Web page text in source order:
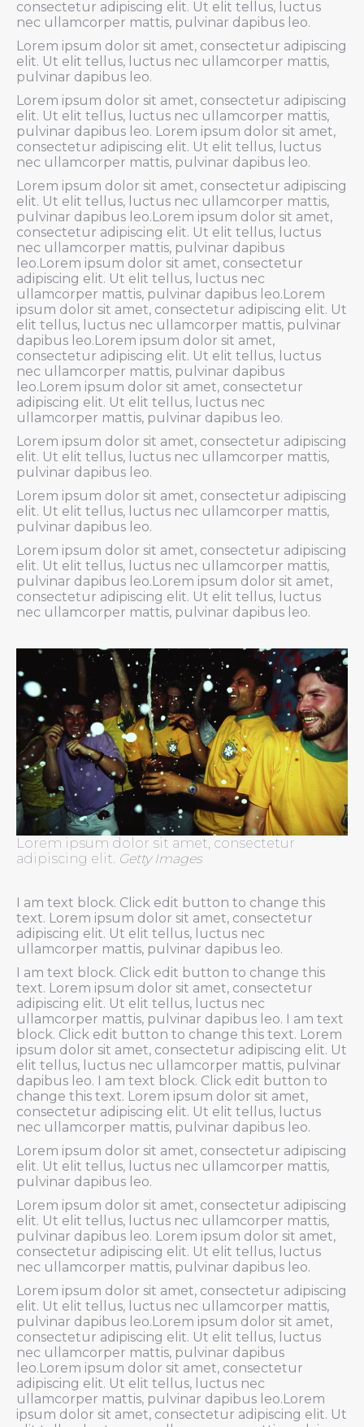
consectetur adipiscing elit. Ut elit tellus, luctus
nec ullamcorper mattis, pulvinar dapibus leo.
Lorem ipsum dolor sit amet, consectetur adipiscing
elit. Ut elit tellus, luctus nec ullamcorper mattis,
pulvinar dapibus leo.
Lorem ipsum dolor sit amet, consectetur adipiscing
elit. Ut elit tellus, luctus nec ullamcorper mattis,
pulvinar dapibus leo. Lorem ipsum dolor sit amet,
consectetur adipiscing elit. Ut elit tellus, luctus
nec ullamcorper mattis, pulvinar dapibus leo.
Lorem ipsum dolor sit amet, consectetur adipiscing
elit. Ut elit tellus, luctus nec ullamcorper mattis,
pulvinar dapibus leo.Lorem ipsum dolor sit amet,
consectetur adipiscing elit. Ut elit tellus, luctus
nec ullamcorper mattis, pulvinar dapibus
leo.Lorem ipsum dolor sit amet, consectetur
adipiscing elit. Ut elit tellus, luctus nec
ullamcorper mattis, pulvinar dapibus leo.Lorem
ipsum dolor sit amet, consectetur adipiscing elit. Ut
elit tellus, luctus nec ullamcorper mattis, pulvinar
dapibus leo.Lorem ipsum dolor sit amet,
consectetur adipiscing elit. Ut elit tellus, luctus
nec ullamcorper mattis, pulvinar dapibus
leo.Lorem ipsum dolor sit amet, consectetur
adipiscing elit. Ut elit tellus, luctus nec
ullamcorper mattis, pulvinar dapibus leo.
Lorem ipsum dolor sit amet, consectetur adipiscing
elit. Ut elit tellus, luctus nec ullamcorper mattis,
pulvinar dapibus leo.
Lorem ipsum dolor sit amet, consectetur adipiscing
elit. Ut elit tellus, luctus nec ullamcorper mattis,
pulvinar dapibus leo.
Lorem ipsum dolor sit amet, consectetur adipiscing
elit. Ut elit tellus, luctus nec ullamcorper mattis,
pulvinar dapibus leo.Lorem ipsum dolor sit amet,
consectetur adipiscing elit. Ut elit tellus, luctus
nec ullamcorper mattis, pulvinar dapibus leo.
Lorem ipsum dolor sit amet, consectetur
adipiscing elit. Getty Images
I am text block. Click edit button to change this
text. Lorem ipsum dolor sit amet, consectetur
adipiscing elit. Ut elit tellus, luctus nec
ullamcorper mattis, pulvinar dapibus leo.
I am text block. Click edit button to change this
text. Lorem ipsum dolor sit amet, consectetur
adipiscing elit. Ut elit tellus, luctus nec
ullamcorper mattis, pulvinar dapibus leo. I am text
block. Click edit button to change this text. Lorem
ipsum dolor sit amet, consectetur adipiscing elit. Ut
elit tellus, luctus nec ullamcorper mattis, pulvinar
dapibus leo. I am text block. Click edit button to
change this text. Lorem ipsum dolor sit amet,
consectetur adipiscing elit. Ut elit tellus, luctus
nec ullamcorper mattis, pulvinar dapibus leo.
Lorem ipsum dolor sit amet, consectetur adipiscing
elit. Ut elit tellus, luctus nec ullamcorper mattis,
pulvinar dapibus leo.
Lorem ipsum dolor sit amet, consectetur adipiscing
elit. Ut elit tellus, luctus nec ullamcorper mattis,
pulvinar dapibus leo. Lorem ipsum dolor sit amet,
consectetur adipiscing elit. Ut elit tellus, luctus
nec ullamcorper mattis, pulvinar dapibus leo.
Lorem ipsum dolor sit amet, consectetur adipiscing
elit. Ut elit tellus, luctus nec ullamcorper mattis,
pulvinar dapibus leo.Lorem ipsum dolor sit amet,
consectetur adipiscing elit. Ut elit tellus, luctus
nec ullamcorper mattis, pulvinar dapibus
leo.Lorem ipsum dolor sit amet, consectetur
adipiscing elit. Ut elit tellus, luctus nec
ullamcorper mattis, pulvinar dapibus leo.Lorem
ipsum dolor sit amet, consectetur adipiscing elit. Ut